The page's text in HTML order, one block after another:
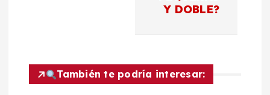
n
Y DOBLE?
También te podría interesar: